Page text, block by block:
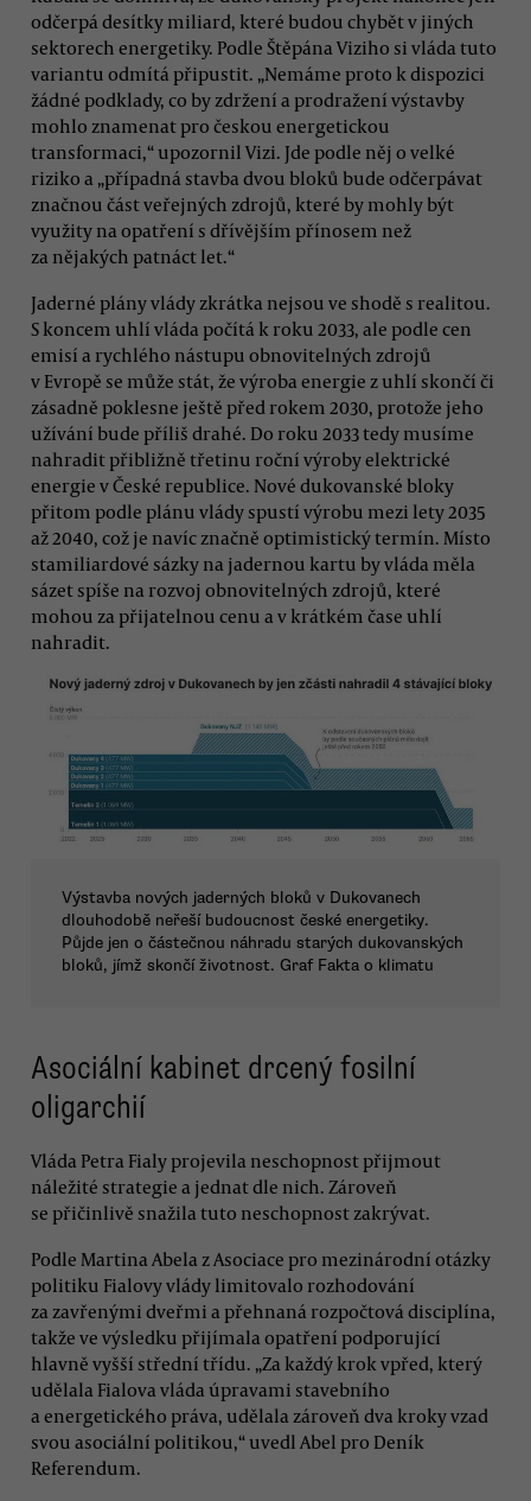
odčerpá desítky miliard, které budou chybět v jiných
sektorech energetiky. Podle Štěpána Viziho si vláda tuto
variantu odmítá připustit. „Nemáme proto k dispozici
žádné podklady, co by zdržení a prodražení výstavby
mohlo znamenat pro českou energetickou
transformaci,“ upozornil Vizi. Jde podle něj o velké
riziko a „případná stavba dvou bloků bude odčerpávat
značnou část veřejných zdrojů, které by mohly být
využity na opatření s dřívějším přínosem než
za nějakých patnáct let.“
Jaderné plány vlády zkrátka nejsou ve shodě s realitou.
S koncem uhlí vláda počítá k roku 2033, ale podle cen
emisí a rychlého nástupu obnovitelných zdrojů
v Evropě se může stát, že výroba energie z uhlí skončí či
zásadně poklesne ještě před rokem 2030, protože jeho
užívání bude příliš drahé. Do roku 2033 tedy musíme
nahradit přibližně třetinu roční výroby elektrické
energie v České republice. Nové dukovanské bloky
přitom podle plánu vlády spustí výrobu mezi lety 2035
až 2040, což je navíc značně optimistický termín. Místo
stamiliardové sázky na jadernou kartu by vláda měla
sázet spíše na rozvoj obnovitelných zdrojů, které
mohou za přijatelnou cenu a v krátkém čase uhlí
nahradit.
Výstavba nových jaderných bloků v Dukovanech
dlouhodobě neřeší budoucnost české energetiky.
Půjde jen o částečnou náhradu starých dukovanských
bloků, jímž skončí životnost. Graf Fakta o klimatu
Asociální kabinet drcený fosilní
oligarchií
Vláda Petra Fialy projevila neschopnost přijmout
náležité strategie a jednat dle nich. Zároveň
se přičinlivě snažila tuto neschopnost zakrývat.
Podle Martina Abela z Asociace pro mezinárodní otázky
politiku Fialovy vlády limitovalo rozhodování
za zavřenými dveřmi a přehnaná rozpočtová disciplína,
takže ve výsledku přijímala opatření podporující
hlavně vyšší střední třídu. „Za každý krok vpřed, který
udělala Fialova vláda úpravami stavebního
a energetického práva, udělala zároveň dva kroky vzad
svou asociální politikou,“ uvedl Abel pro Deník
Referendum.